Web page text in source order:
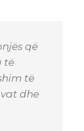
që
të
të
dhe